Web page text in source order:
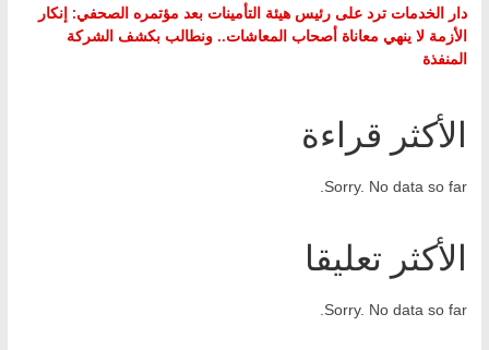
دار الخدمات ترد على رئيس هيئة التأمينات بعد مؤتمره الصحفي: إنكار
الأزمة لا ينهي معاناة أصحاب المعاشات.. ونطالب بكشف الشركة
المنفذة
الأكثر قراءة
Sorry. No data so far.
الأكثر تعليقا
Sorry. No data so far.